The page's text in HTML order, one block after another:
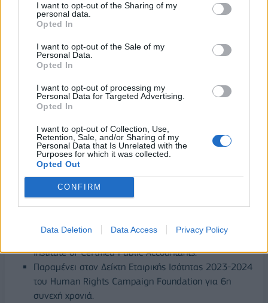
I want to opt-out of the Sharing of my
personal data.
Opted In
I want to opt-out of the Sale of my
Personal Data.
Opted In
I want to opt-out of processing my
Personal Data for Targeted Advertising.
Opted In
I want to opt-out of Collection, Use,
Retention, Sale, and/or Sharing of my
Personal Data that Is Unrelated with the
Purposes for which it was collected.
Opted Out
CONFIRM
Data Deletion Data Access Privacy Policy
τη ζήτηση για συσκευές πελατών, δημιουργώντας
δυνατότητες ανάπτυξης και βελτιώσεις περιθωρίου.
πλήρως ενοποιημένη εμπειρία AI που θα προσφέρει
λύσεις σε όλα τα ψηφιακά οικοσυστήματα των
των tablet και των smartphone.
Η Lenovo έχει αναγνωριστεί για τα πολλά επιτεύγματα της
όσον αφορά στο ESG κατά το τελευταίο τρίμηνο, όπως:
Τη Διατήρηση της υψηλότερης δυνατής βαθμολογίας
στις ετήσιες αξιολογήσεις MSCI ESG με βαθμολογία
AAA.
Τιμήθηκε με Χρυσό βραβείο στα ετήσια βραβεία Best
Corporate Governance and ESG από το Hong Kong
Institute of Certified Public Accountants.
Παραμένει στον Δείκτη Εταιρικής Ισότητας 2023-2024
του Human Rights Campaign Foundation για 6η
συνεχή χρονιά.